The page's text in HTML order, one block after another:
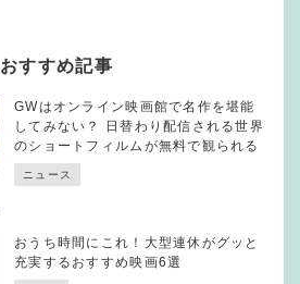
おすすめ記事
GWはオンライン映画館で名作を堪能
してみない？ 日替わり配信される世界
のショートフィルムが無料で観られる
ニュース
おうち時間にこれ！大型連休がグッと
充実するおすすめ映画6選